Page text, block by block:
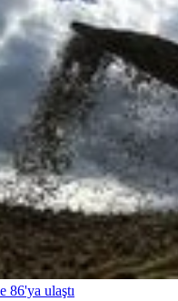
86'ya ulaştı